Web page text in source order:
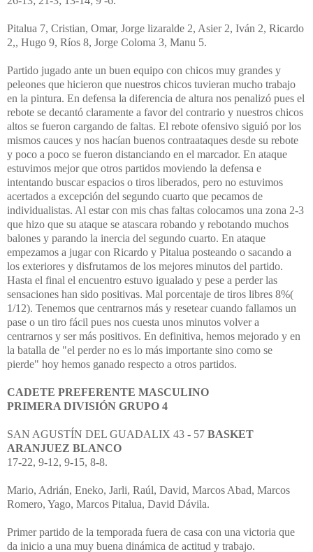
Pitalua 7, Cristian, Omar, Jorge lizaralde 2, Asier 2, Iván 2, Ricardo
2,, Hugo 9, Ríos 8, Jorge Coloma 3, Manu 5.
Partido jugado ante un buen equipo con chicos muy grandes y
peleones que hicieron que nuestros chicos tuvieran mucho trabajo
en la pintura. En defensa la diferencia de altura nos penalizó pues el
rebote se decantó claramente a favor del contrario y nuestros chicos
altos se fueron cargando de faltas. El rebote ofensivo siguió por los
mismos cauces y nos hacían buenos contraataques desde su rebote
y poco a poco se fueron distanciando en el marcador. En ataque
estuvimos mejor que otros partidos moviendo la defensa e
intentando buscar espacios o tiros liberados, pero no estuvimos
acertados a excepción del segundo cuarto que pecamos de
individualistas. Al estar con mis chas faltas colocamos una zona 2-3
que hizo que su ataque se atascara robando y rebotando muchos
balones y parando la inercia del segundo cuarto. En ataque
empezamos a jugar con Ricardo y Pitalua posteando o sacando a
los exteriores y disfrutamos de los mejores minutos del partido.
Hasta el final el encuentro estuvo igualado y pese a perder las
sensaciones han sido positivas. Mal porcentaje de tiros libres 8%(
1/12). Tenemos que centrarnos más y resetear cuando fallamos un
pase o un tiro fácil pues nos cuesta unos minutos volver a
centrarnos y ser más positivos. En definitiva, hemos mejorado y en
la batalla de "el perder no es lo más importante sino como se
pierde" hoy hemos ganado respecto a otros partidos.
CADETE PREFERENTE MASCULINO
PRIMERA DIVISIÓN GRUPO 4
SAN AGUSTÍN DEL GUADALIX 43 - 57 BASKET
ARANJUEZ BLANCO
17-22, 9-12, 9-15, 8-8.
Mario, Adrián, Eneko, Jarli, Raúl, David, Marcos Abad, Marcos
Romero, Yago, Marcos Pitalua, David Dávila.
Primer partido de la temporada fuera de casa con una victoria que
da inicio a una muy buena dinámica de actitud y trabajo.